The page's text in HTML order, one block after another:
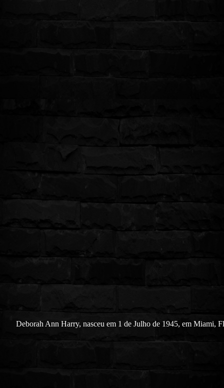
Deborah Ann Harry, nasceu em 1 de Julho de 1945, em Miami,